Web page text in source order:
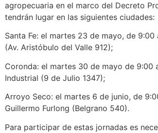
agropecuaria en el marco del Decreto
tendrán lugar en las siguientes ciudades:
Santa Fe: el martes 23 de mayo, de
(Av. Aristóbulo del Valle 912);
Coronda: el martes 30 de mayo de 9:00
Industrial (9 de Julio 1347);
Arroyo Seco: el martes 6 de junio, de
Guillermo Furlong (Belgrano 540).
Para participar de estas jornadas es